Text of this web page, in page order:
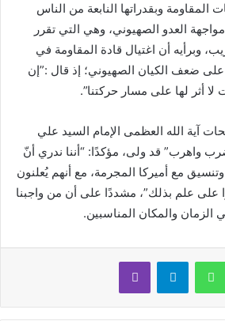
وبقدراتها النابعة من الناس
العدو الصهيوني، وهي التي تقرر
وبرأيه أن اغتيال قادة المقاومة في
ضعف الكيان الصهيوني؛ إذ قال :”إن
لا أثر لها على مسار حركتنا”.
آية الله العظمى الإمام السيد علي
واهرب” قد ولى، مؤكدًا: “أننا ندري أنّ
مع أميركا المجرمة، مع أنهم يُعلنون
على علم بذلك”، مشددًا على أن من واجبنا
الزمان والمكان المناسبين.
واتساب تيلقرام ڤايبر